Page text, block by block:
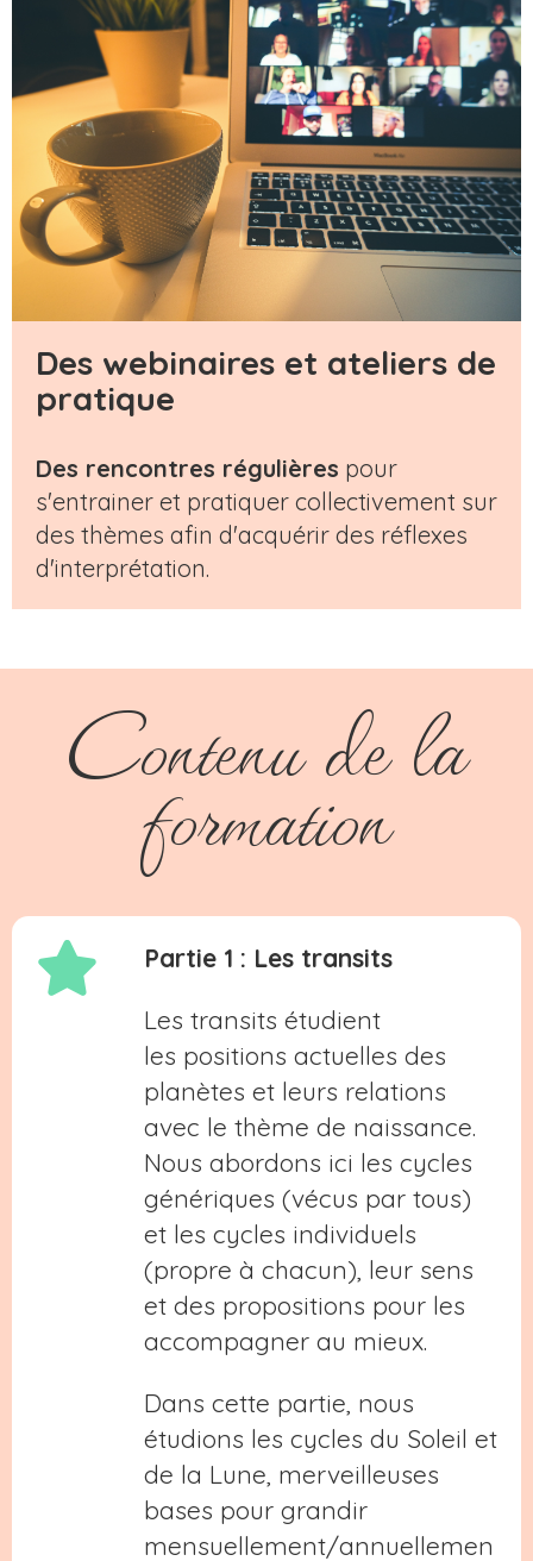
Des webinaires et ateliers de
pratique
Des rencontres régulières pour
s'entrainer et pratiquer collectivement sur
des thèmes afin d'acquérir des réflexes
d'interprétation.
Contenu de la
formation
Partie 1 : Les transits
Les transits étudient
les positions actuelles des
planètes et leurs relations
avec le thème de naissance.
Nous abordons ici les cycles
génériques (vécus par tous)
et les cycles individuels
(propre à chacun), leur sens
et des propositions pour les
accompagner au mieux.
Dans cette partie, nous
étudions les cycles du Soleil et
de la Lune, merveilleuses
bases pour grandir
mensuellement/annuellemen